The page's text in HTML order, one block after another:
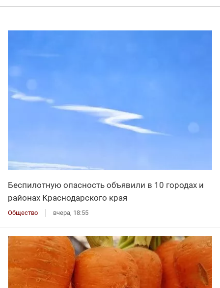
Беспилотную опасность объявили в 10 городах и
районах Краснодарского края
Общество вчера, 18:55